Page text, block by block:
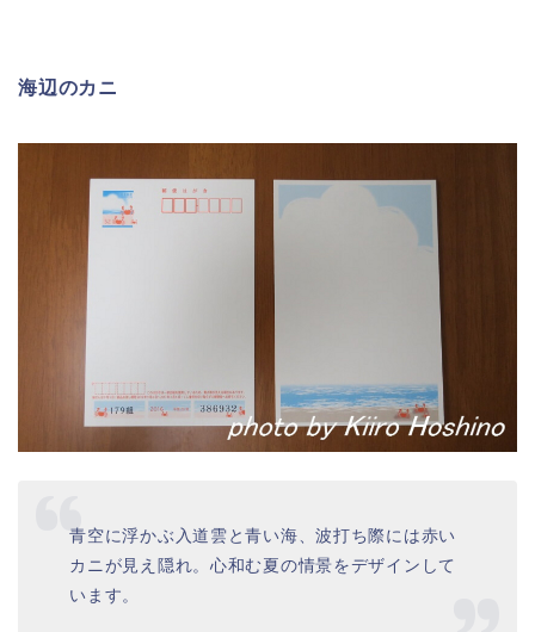
海辺のカニ
青空に浮かぶ入道雲と青い海、波打ち際には赤い
カニが見え隠れ。心和む夏の情景をデザインして
います。